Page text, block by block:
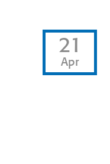
21
Apr